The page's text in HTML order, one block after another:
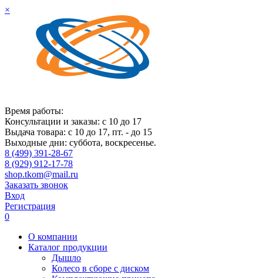
×
Время работы:
Консультации и заказы: с 10 до 17
Выдача товара: с 10 до 17, пт. - до 15
Выходные дни: суббота, воскресенье.
8 (499) 391-28-67
8 (929) 912-17-78
shop.tkom@mail.ru
Заказать звонок
Вход
Регистрация
0
О компании
Каталог продукции
Дышло
Колесо в сборе с диском